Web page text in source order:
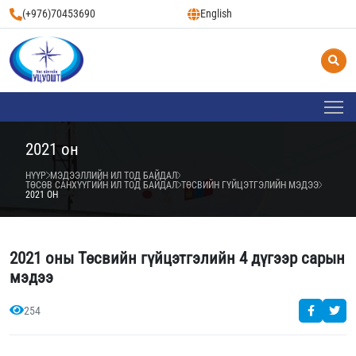
(+976)70453690 English
2021 он
НҮҮР МЭДЭЭЛЛИЙН ИЛ ТОД БАЙДАЛ
ТӨСӨВ САНХҮҮГИЙН ИЛ ТОД БАЙДАЛ ТӨСВИЙН ГҮЙЦЭТГЭЛИЙН МЭДЭЭ
2021 ОН
2021 оны Төсвийн гүйцэтгэлийн 4 дүгээр сарын
мэдээ
254